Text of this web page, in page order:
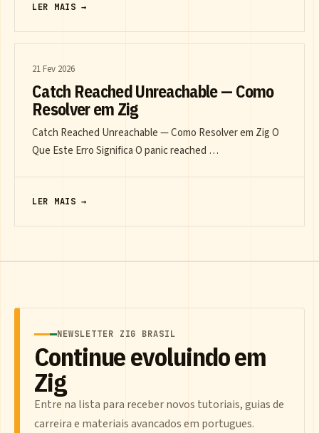
LER MAIS →
21 Fev 2026
Catch Reached Unreachable — Como
Resolver em Zig
Catch Reached Unreachable — Como Resolver em Zig O
Que Este Erro Significa O panic reached …
LER MAIS →
NEWSLETTER ZIG BRASIL
Continue evoluindo em
Zig
Entre na lista para receber novos tutoriais, guias de
carreira e materiais avancados em portugues.